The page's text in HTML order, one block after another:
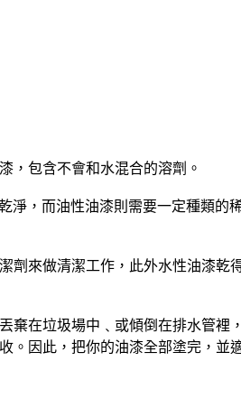
，包含不會和水混合的溶劑。
，而油性油漆則需要一定種類的
劑來做清潔工作，此外水性油漆乾
棄在垃圾場中﹑或傾倒在排水管裡
因此，把你的油漆全部塗完，並